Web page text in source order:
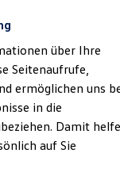
die Werner Wirtz
über Ihre
Seitenaufrufe,
ermöglichen uns
in die
Damit
auf Sie